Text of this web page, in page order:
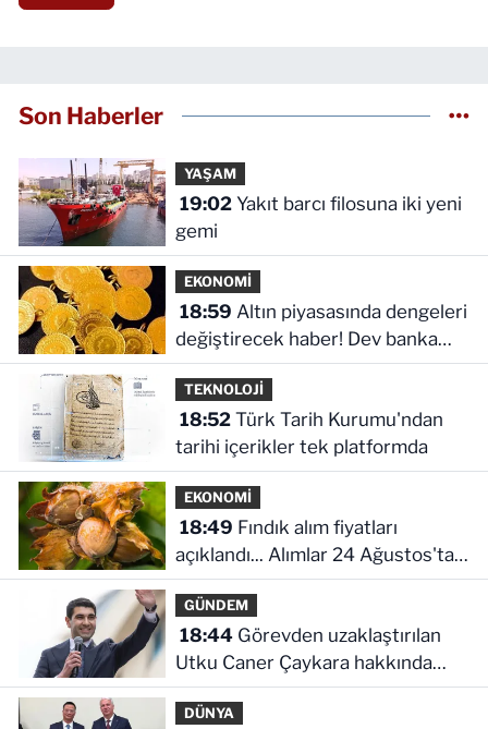
Son Haberler
YAŞAM
19:02Yakıt barcı filosuna iki yeni
gemi
EKONOMİ
18:59
değiştirecek haber! Dev banka
dikkat çeken senaryoyu paylaştı
TEKNOLOJİ
18:52Türk Tarih Kurumu'ndan
tarihi içerikler tek platformda
EKONOMİ
18:49
açıklandı... Alımlar 24 Ağustos'ta
başlıyor
GÜNDEM
18:44Görevden uzaklaştırılan
Utku Caner Çaykara hakkında
tahliye kararı
DÜNYA